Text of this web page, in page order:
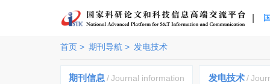
首页 > 期刊导航 > 发电技术
期刊信息 /Journal information 发电技术/